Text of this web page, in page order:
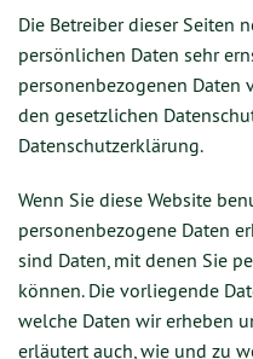
Die Betreiber dieser Seiten
persönlichen Daten sehr
personenbezogenen Daten
den gesetzlichen
Datenschutzerklärung.
Wenn Sie diese Website
personenbezogene Daten
sind Daten, mit denen Sie
können. Die vorliegende
welche Daten wir erheben
erläutert auch, wie und zu